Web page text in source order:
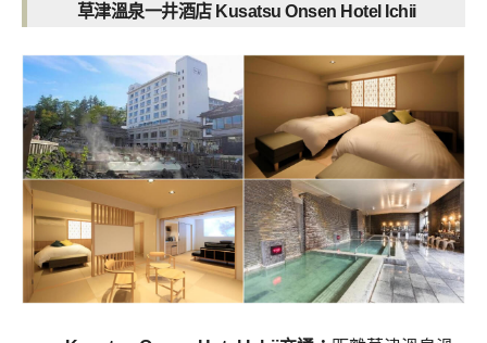
草津溫泉一井酒店 Kusatsu Onsen Hotel Ichii